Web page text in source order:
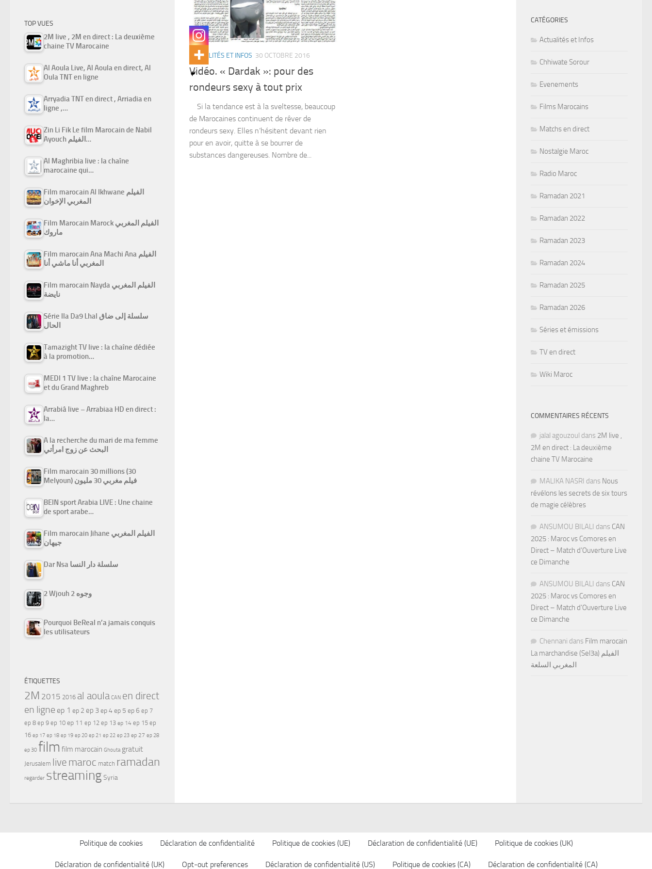
ACTUALITÉS ET INFOS 30 OCTOBRE 2016
Vidéo. « Dardak »: pour des
rondeurs sexy à tout prix
Si la tendance est à la sveltesse, beaucoup
de Marocaines continuent de rêver de
rondeurs sexy. Elles n’hésitent devant rien
pour en avoir, quitte à se bourrer de
substances dangereuses. Nombre de...
TOP VUES
2M live , 2M en direct : La deuxième
chaine TV Marocaine
Al Aoula Live, Al Aoula en direct, Al
Oula TNT en ligne
Arryadia TNT en direct , Arriadia en
ligne ,…
Zin Li Fik Le film Marocain de Nabil
Ayouch الفيلم…
Al Maghribia live : la chaîne
marocaine qui…
Film marocain Al Ikhwane الفيلم
المغربي الإخوان
Film Marocain Marock الفيلم المغربي
ماروك
Film marocain Ana Machi Ana الفيلم
المغربي أنا ماشي أنا
Film marocain Nayda الفيلم المغربي
نايضة
Série Ila Da9 Lhal سلسلة إلى ضاق
الحال
Tamazight TV live : la chaîne dédiée
à la promotion…
MEDI 1 TV live : la chaîne Marocaine
et du Grand Maghreb
Arrabiâ live – Arrabiaa HD en direct :
la…
A la recherche du mari de ma femme
البحث عن زوج امرأتي
Film marocain 30 millions (30
Melyoun) فيلم مغربي 30 مليون
BEIN sport Arabia LIVE : Une chaine
de sport arabe…
Film marocain Jihane الفيلم المغربي
جيهان
Dar Nsa سلسلة دار النسا
2 Wjouh 2 وجوه
Pourquoi BeReal n’a jamais conquis
les utilisateurs
ÉTIQUETTES
2M 2015 2016 al aoula CAN en direct
en ligne ep 1 ep 2 ep 3ep 4ep 5 ep 6 ep 7
ep 8 ep 9 ep 10 ep 11 ep 12 ep 13 ep 14 ep 15 ep
16 ep 17 ep 18 ep 19 ep 20 ep 21 ep 22 ep 23 ep 27 ep 28
ep 30 film film marocain Ghouta gratuit
Jerusalem live maroc match ramadan
regarder streamingSyria
CATÉGORIES
Actualités et Infos
Chhiwate Sorour
Evenements
Films Marocains
Matchs en direct
Nostalgie Maroc
Radio Maroc
Ramadan 2021
Ramadan 2022
Ramadan 2023
Ramadan 2024
Ramadan 2025
Ramadan 2026
Séries et émissions
TV en direct
Wiki Maroc
COMMENTAIRES RÉCENTS
jalal agouzoul dans 2M live ,
2M en direct : La deuxième
chaine TV Marocaine
MALIKA NASRI dans Nous
révélons les secrets de six tours
de magie célèbres
ANSUMOU BILALI dans CAN
2025 : Maroc vs Comores en
Direct – Match d’Ouverture Live
ce Dimanche
ANSUMOU BILALI dans CAN
2025 : Maroc vs Comores en
Direct – Match d’Ouverture Live
ce Dimanche
Chennani dans Film marocain
La marchandise (Sel3a) الفيلم
المغربي السلعة
Politique de cookies Déclaration de confidentialité Politique de cookies (UE) Déclaration de confidentialité (UE) Politique de cookies (UK)
Déclaration de confidentialité (UK) Opt-out preferences Déclaration de confidentialité (US) Politique de cookies (CA) Déclaration de confidentialité (CA)